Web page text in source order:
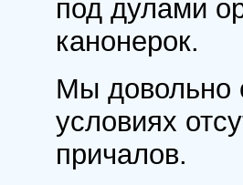
под дулами
канонерок.
Мы довольно
условиях
причалов.